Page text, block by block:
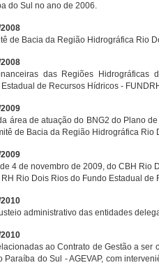
do Sul no ano de 2006.
de Bacia da Região Hidrográfica Rio
das Regiões
de Recursos Hídricos -
área de atuação do BNG2 do Plano
de Bacia da Região Hidrográfica Rio
4 de novembro de 2009, do CBH
Rio Dois Rios do Fundo Estadual de
administrativo das entidades
ao Contrato de Gestão a
do Sul - AGEVAP, com